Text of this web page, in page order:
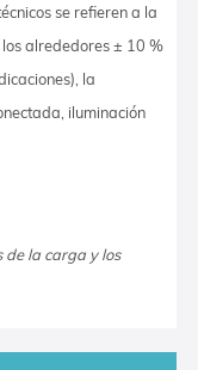
se refieren a la
alrededores ± 10 %
la
iluminación
de la carga y los